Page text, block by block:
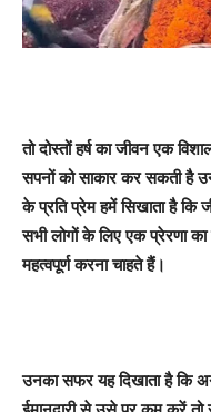
तो दोस्तों हर्ष का जीवन एक
सपनों को साकार कर सकती
के प्रति प्रेम हमें सिखाता है कि
सभी लोगों के लिए एक प्रेरणा
महत्वपूर्ण करना चाहते हैं।
उनका सफर यह दिखाता है कि